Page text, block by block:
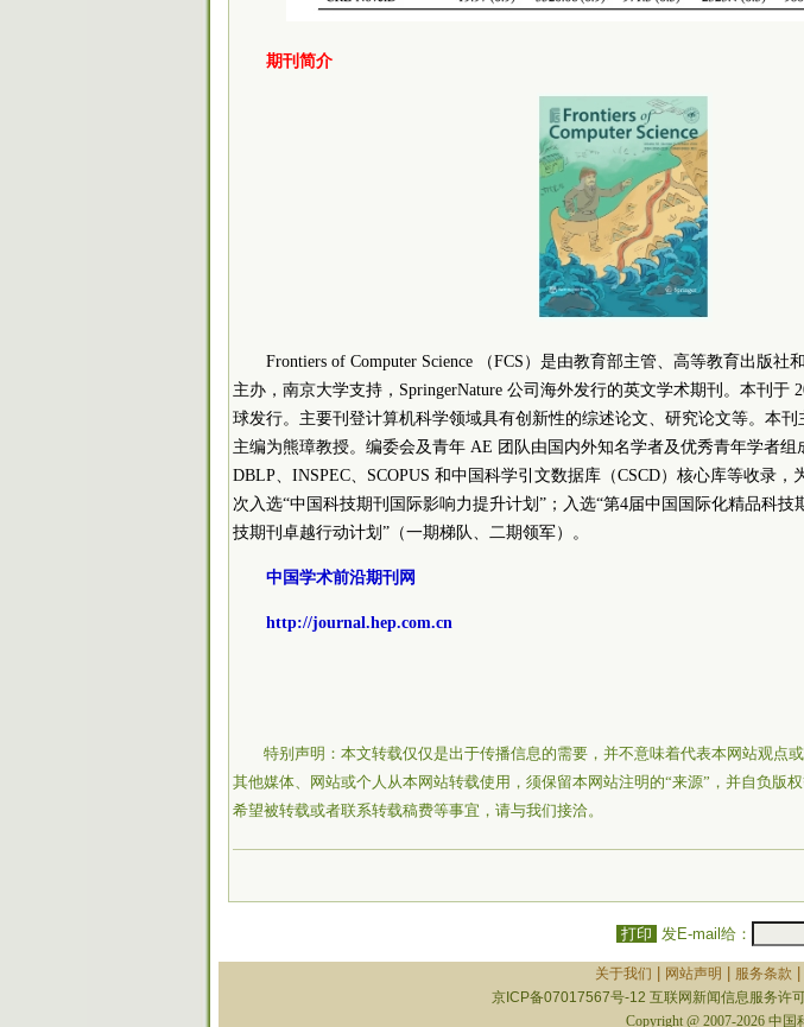
期刊简介
Frontiers of Computer Science （FCS）是由教育部主管、高等教育出版社
主办，南京大学支持，SpringerNature 公司海外发行的英文学术期刊。本刊于
球发行。主要刊登计算机科学领域具有创新性的综述论文、研究论文等。本刊
主编为熊璋教授。编委会及青年 AE 团队由国内外知名学者及优秀青年学者组
DBLP、INSPEC、SCOPUS 和中国科学引文数据库（CSCD）核心库等收录，
次入选“中国科技期刊国际影响力提升计划”；入选“第4届中国国际化精品科技
技期刊卓越行动计划”（一期梯队、二期领军）。
中国学术前沿期刊网
http://journal.hep.com.cn
特别声明：本文转载仅仅是出于传播信息的需要，并不意味着代表本网站观点
其他媒体、网站或个人从本网站转载使用，须保留本网站注明的“来源”，并自负版
希望被转载或者联系转载稿费等事宜，请与我们接洽。
打印 发E-mail给：
关于我们 网站声明 服务条款
京ICP备07017567号-12 互联网新闻信息服务许
Copyright @ 2007-2026 中国